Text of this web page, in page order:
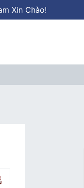
Xin Chào!